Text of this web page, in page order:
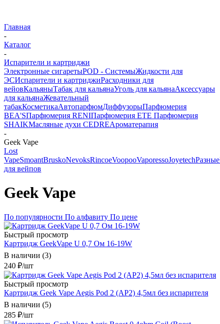
Главная
-
Каталог
-
Испарители и картриджи
Электронные сигаретыPOD - СистемыЖидкости для
ЭСИспарители и картриджиРасходники для
вейовКальяныТабак для кальянаУголь для кальянаАксессуары
для кальянаЖевательный
табакКосметикаАвтопарфюмДиффузорыПарфюмерия
BEA'SПарфюмерия RENIПарфюмерия ETE Парфюмерия
SHAIKМасляные духи CEDREАроматерапия
-
Geek Vape
Lost
VapeSmoantBruskoNevoksRincoeVoopooVaporessoJoyetechРазные
для вейпов
Geek Vape
По популярности По алфавиту По цене
Быстрый просмотр
Картридж GeekVape U 0,7 Ом 16-19W
В наличии (3)
240 ₽/шт
Быстрый просмотр
Картридж Geek Vape Aegis Pod 2 (AP2) 4,5мл без испарителя
В наличии (5)
285 ₽/шт